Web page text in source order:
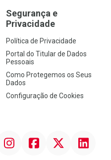
Segurança e
Privacidade
Política de Privacidade
Portal do Titular de Dados
Pessoais
Como Protegemos os Seus
Dados
Configuração de Cookies
InstagramFacebook Linkedin